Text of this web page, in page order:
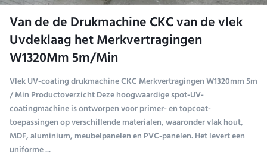
Van de de Drukmachine CKC van de vlek
Uvdeklaag het Merkvertragingen
W1320Mm 5m/Min
Vlek UV-coating drukmachine CKC Merkvertragingen W1320mm 5m
/ Min Productoverzicht Deze hoogwaardige spot-UV-
coatingmachine is ontworpen voor primer- en topcoat-
toepassingen op verschillende materialen, waaronder vlak hout,
MDF, aluminium, meubelpanelen en PVC-panelen. Het levert een
uniforme ...